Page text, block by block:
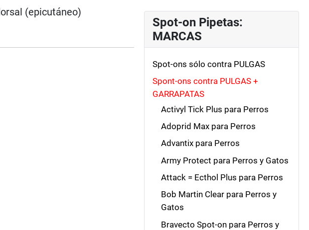
(epicutáneo)
Spot-on Pipetas:
MARCAS
Spot-ons sólo contra PULGAS
Spont-ons contra PULGAS +
GARRAPATAS
Activyl Tick Plus para Perros
Adoprid Max para Perros
Advantix para Perros
Army Protect para Perros y Gatos
Attack = Ecthol Plus para Perros
Bob Martin Clear para Perros y
Gatos
Bravecto Spot-on para Perros y